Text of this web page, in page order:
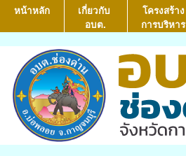
หน้าหลัก
เกี่ยวกับ
อบต.
โครงสร้าง
การบริหาร